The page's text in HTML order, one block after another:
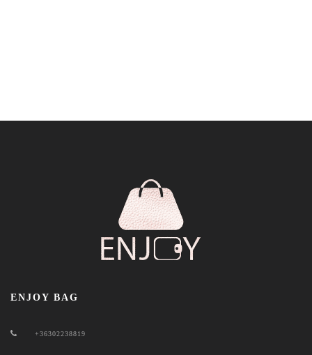
ENJOY BAG
+36302238819